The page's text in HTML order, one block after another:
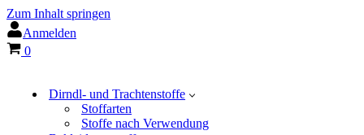
Zum Inhalt springen
Anmelden
Warenkorb
0
Dirndl- und Trachtenstoffe
Stoffarten
Stoffe nach Verwendung